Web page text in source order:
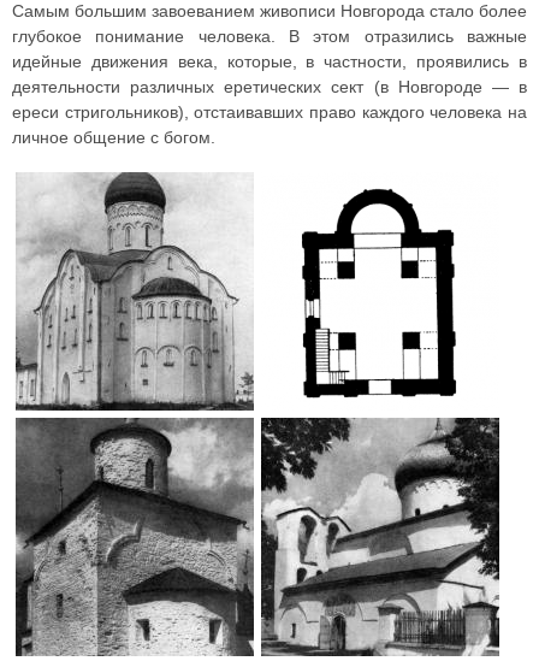
Самым большим завоеванием живописи Новгорода стало более
глубокое понимание человека. В этом отразились важные
идейные движения века, которые, в частности, проявились в
деятельности различных еретических сект (в Новгороде — в
ереси стригольников), отстаивавших право каждого человека на
личное общение с богом.